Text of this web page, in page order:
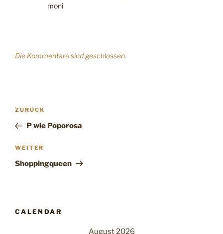
moni
Die Kommentare sind geschlossen.
Beitragsnavigation
Vorheriger
Beitrag
ZURÜCK
P wie Poporosa
Nächster
Beitrag
WEITER
Shoppingqueen
CALENDAR
August 2026